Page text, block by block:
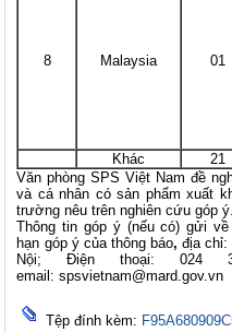
8 Malaysia 01
Khác
21
Văn phòng SPS Việt Nam đề
và cá nhân có sản phẩm xuất
trường nêu trên nghiên cứu góp ý.
Thông tin góp ý (nếu có) gửi
hạn góp ý của thông báo,địa chỉ:
Nội; Điện thoại: 024
email:spsvietnam@mard.gov.vn
Tệp đính kèm: